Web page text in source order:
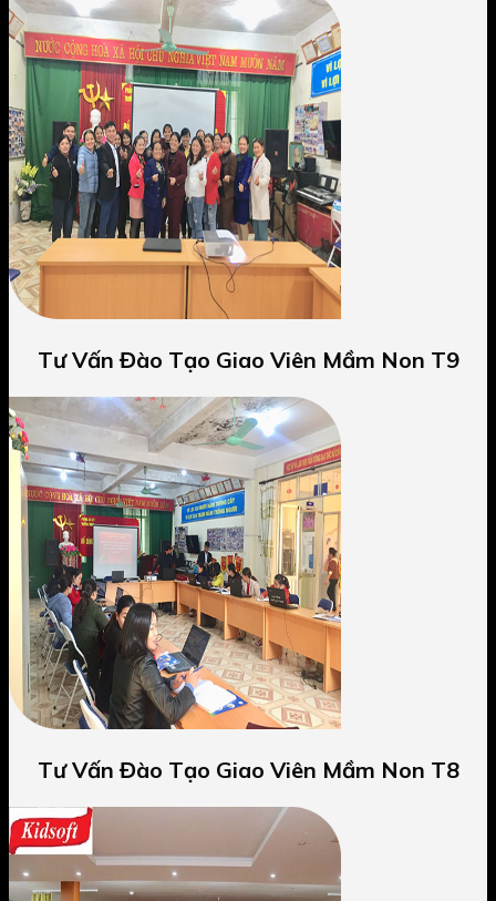
Tư Vấn Đào Tạo Giao Viên Mầm Non T9
Tư Vấn Đào Tạo Giao Viên Mầm Non T8